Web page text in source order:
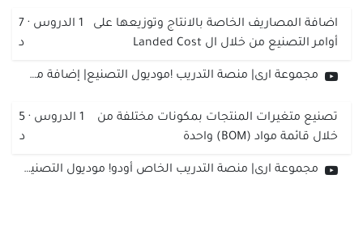
اضافة المصاريف الخاصة بالانتاج وتوزيعها على
أوامر التصنيع من خلال ال Landed Cost
1 الدروس ·
7
د
مجموعة ارى| منصة التدريب !موديول التصنيع| إضافة مصاريف الانتاج وتوزيعها من خلال الLanded Cost
تصنيع متغيرات المنتجات بمكونات مختلفة من
خلال قائمة مواد (BOM) واحدة
1 الدروس ·
5
د
مجموعة ارى| منصة التدريب الخاص أودو! موديول التصنيع| تصنيع متغيرات المنتجات من خلال قائمة مواد (BOM)